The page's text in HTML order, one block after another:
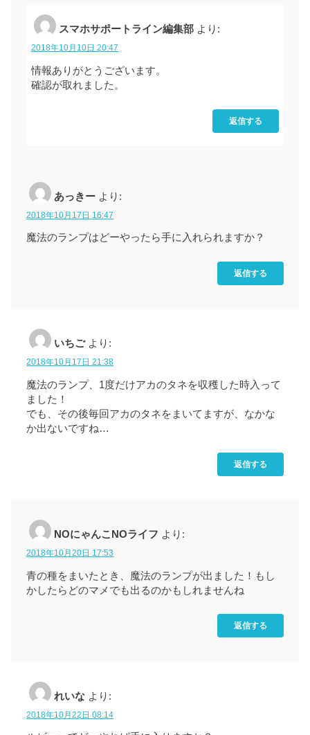
スマホサポートライン編集部 より:
2018年10月10日 20:47
情報ありがとうございます。
確認が取れました。
返信する
あっきー より:
2018年10月17日 16:47
魔法のランプはどーやったら手に入れられますか？
返信する
いちご より:
2018年10月17日 21:38
魔法のランプ、1度だけアカのタネを収穫した時入って
ました！
でも、その後毎回アカのタネをまいてますが、なかな
か出ないですね…
返信する
NOにゃんこNOライフ より:
2018年10月20日 17:53
青の種をまいたとき、魔法のランプが出ました！もし
かしたらどのマメでも出るのかもしれませんね
返信する
れいな より:
2018年10月22日 08:14